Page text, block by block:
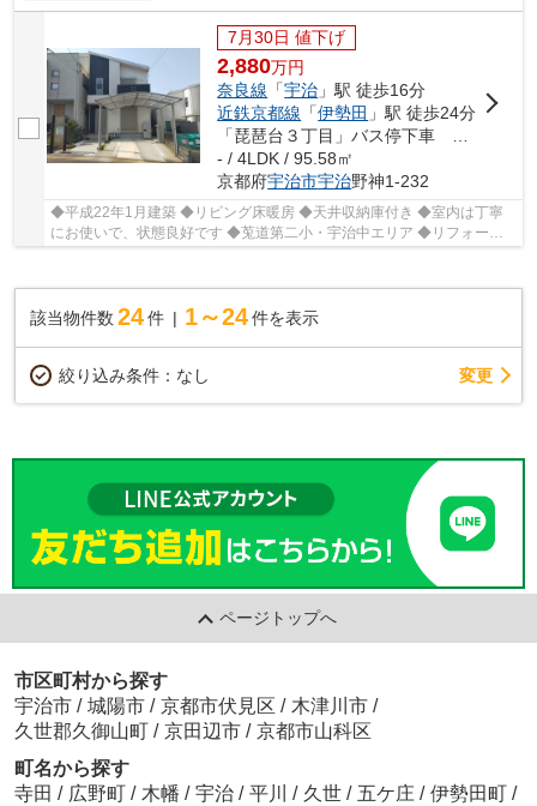
7月30日 値下げ
2,880万円
奈良線 「宇治 」駅 徒歩16分
近鉄京都線 「伊勢田 」駅 徒歩24分
- / 4LDK / 95.58㎡
京都府宇治市宇治野神1-232
◆平成22年1月建築 ◆リビング床暖房 ◆天井収納庫付き ◆室内は丁寧
にお使いで、状態良好です ◆莵道第二小・宇治中エリア ◆リフォーム
ご相談お気軽にご相談くださいませ!!
該当物件数 24件 1～24 件を表示
絞り込み条件： なし 変更
ページトップへ
市区町村から探す
宇治市 / 城陽市 / 京都市伏見区 / 木津川市 /
久世郡久御山町 / 京田辺市 / 京都市山科区
町名から探す
寺田 / 広野町 / 木幡 / 宇治 / 平川 / 久世 / 五ケ庄 / 伊勢田町 /